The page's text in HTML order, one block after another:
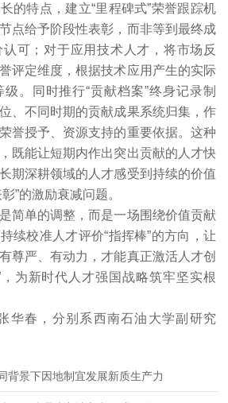
的特点，建立“里程碑式”荣誉跟踪机
点给予阶段性表彰，而非等到最终成
可；对于应用技术人才，将市场反
评定维度，根据技术应用产生的实际
。同时推行“贡献档案”终身记录制
、不同时期的贡献成果系统归集，作
誉授予、资源支持的重要依据。这种
既能让短期内作出突出贡献的人才快
期深耕领域的人才感受到持续的价值
”的激励衰减问题。
单的调整，而是一场围绕价值贡献
续校准人才评价“指挥棒”的方向，让
尊严、有动力，才能真正激活人才创
为新时代人才强国战略筑牢坚实根
春，分别系西南石油大学副研究
背景下因地制宜发展新质生产力